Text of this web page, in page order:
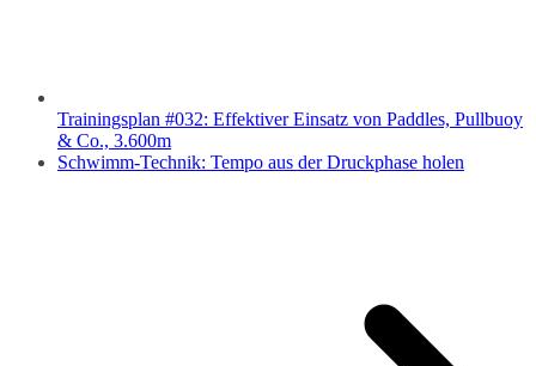
Trainingsplan #032: Effektiver Einsatz von Paddles, Pullbuoy
& Co., 3.600m
Schwimm-Technik: Tempo aus der Druckphase holen